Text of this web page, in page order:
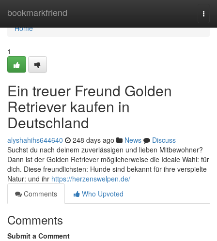
bookmarkfriend
Home
Home
1
Ein treuer Freund Golden
Retriever kaufen in
Deutschland
alyshahihs644640 248 days ago News
Discuss
Suchst du nach deinem zuverlässigen und lieben Mitbewohner?
Dann ist der Golden Retriever möglicherweise die Ideale Wahl: für
dich. Diese freundlichsten: Hunde sind bekannt für ihre verspielte
Natur: und ihr https://herzenswelpen.de/
Comments
Who Upvoted
Comments
Submit a Comment